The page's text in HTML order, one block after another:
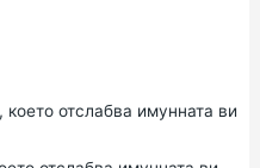
отслабва имунната ви